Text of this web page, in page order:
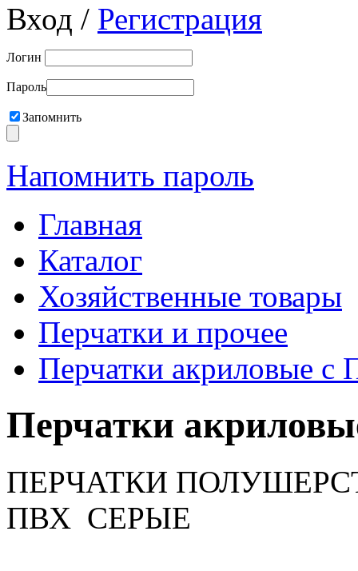
Вход / Регистрация
Логин
Пароль
Запомнить
Напомнить пароль
Главная
Каталог
Хозяйственные товары
Перчатки и прочее
Перчатки акриловые
Перчатки
ПЕРЧАТКИ
ПВХ СЕРЫЕ